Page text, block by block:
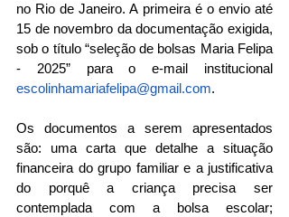
no Rio de Janeiro. A primeira é o envio até
15 de novembro da documentação exigida,
sob o título “seleção de bolsas Maria Felipa
escolinhamariafelipa@gmail.com.
Os documentos a serem apresentados
são: uma carta que detalhe a situação
financeira do grupo familiar e a justificativa
do porquê a criança precisa ser
contemplada com a bolsa escolar;